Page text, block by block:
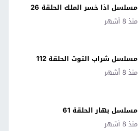
مسلسل اذا خسر الملك الحلقة 26
منذ 8 أشهر
مسلسل شراب التوت الحلقة 112
منذ 8 أشهر
مسلسل بهار الحلقة 61
منذ 8 أشهر